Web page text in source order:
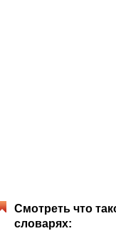
Смотреть что
словарях: